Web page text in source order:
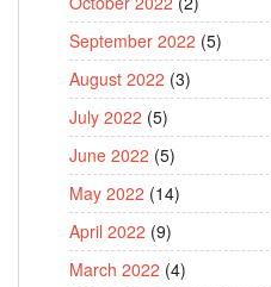
September 2022 (5)
August 2022 (3)
July 2022 (5)
June 2022 (5)
May 2022 (14)
April 2022 (9)
March 2022 (4)